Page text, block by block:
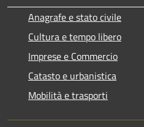
Anagrafe e stato civile
Cultura e tempo libero
Imprese e Commercio
Catasto e urbanistica
Mobilità e trasporti